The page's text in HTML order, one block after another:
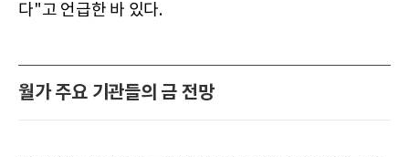
다"고 언급한 바 있다.
월가 주요 기관들의 금 전망